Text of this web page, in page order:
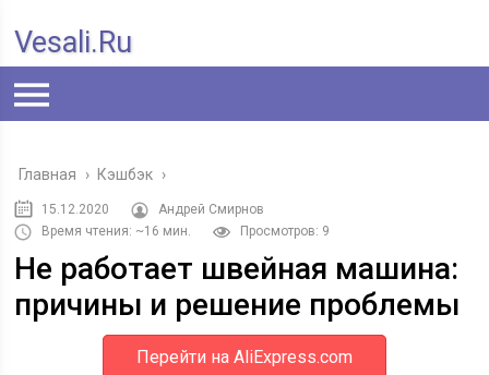
Vesali.ru
Главная › Кэшбэк ›
15.12.2020
Андрей Смирнов
Время чтения: ~16 мин.
Просмотров: 9
Не работает швейная машина:
причины и решение проблемы
Перейти на AliExpress.com